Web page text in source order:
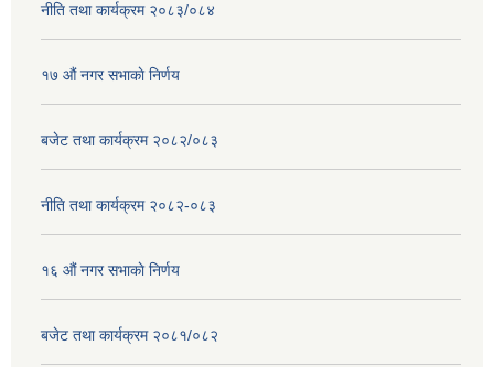
नीति तथा कार्यक्रम २०८३/०८४
१७ ‌‍औं नगर सभाकाे निर्णय
बजेट तथा कार्यक्रम २०८२/०८३
नीति तथा कार्यक्रम २०८२-०८३
१६ ‌औं नगर सभाकाे निर्णय
बजेट तथा कार्यक्रम २०८१/०८२